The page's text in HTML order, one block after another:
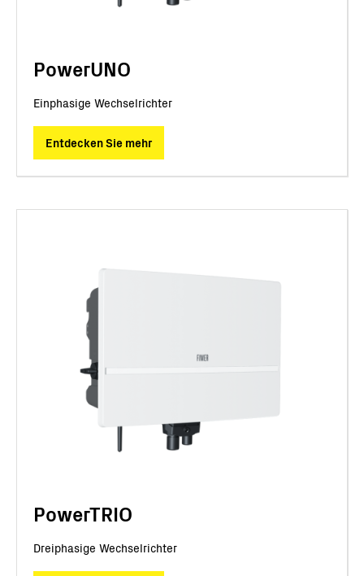
PowerUNO
Einphasige Wechselrichter
Entdecken Sie mehr
PowerTRIO
Dreiphasige Wechselrichter